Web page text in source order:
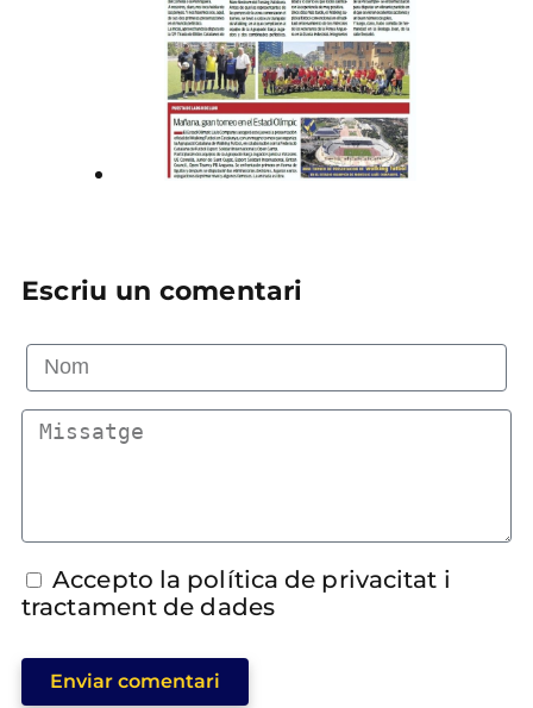
Escriu un comentari
Accepto la política de privacitat i
tractament de dades
Enviar comentari